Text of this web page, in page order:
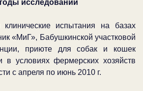
исследований
испытания на базах
«МиГ», Бабушкинской участковой
приюте для собак и кошек
условиях фермерских хозяйств
с апреля по июнь 2010 г.